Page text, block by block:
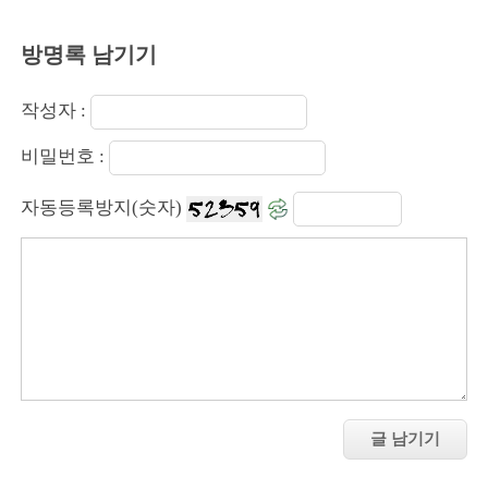
방명록 남기기
작성자 :
비밀번호 :
자동등록방지(숫자)